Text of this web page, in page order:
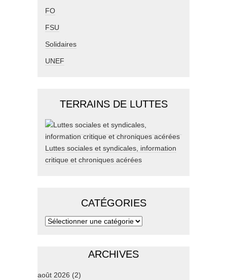
FO
FSU
Solidaires
UNEF
TERRAINS DE LUTTES
Luttes sociales et syndicales, information
critique et chroniques acérées
CATÉGORIES
ARCHIVES
août 2026 (2)